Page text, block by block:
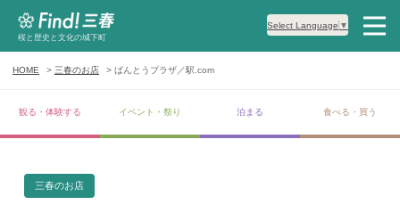
桜と歴史と文化の城下町
Select Language ▼
HOME 三春のお店 ばんとうプラザ／駅.com
観る・体験する イベント・祭り 泊まる 食べる・買う
三春のお店